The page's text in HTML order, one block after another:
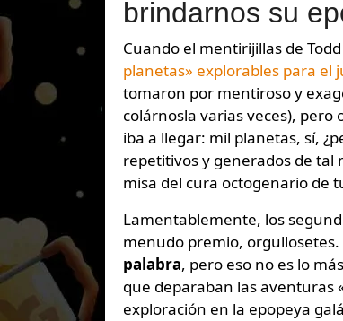
brindarnos su
Cuando el mentirijillas de
planetas» explorables para el
tomaron por mentiroso y
colárnosla varias veces), pero
iba a llegar: mil planetas, sí,
repetitivos y generados de
misa del cura octogenario de
Lamentablemente, los
menudo premio, orgullosetes.
palabra, pero eso no es lo
que deparaban las aventuras
exploración en la epopeya